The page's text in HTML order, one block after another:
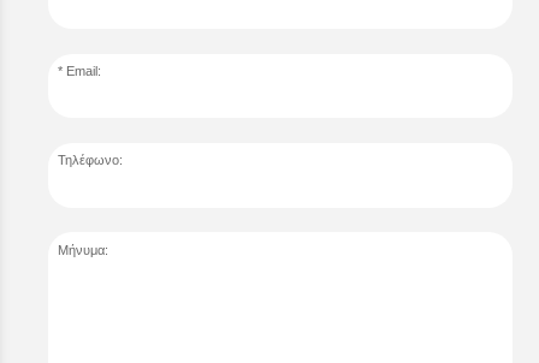
Email:
Τηλέφωνο:
Μήνυμα: